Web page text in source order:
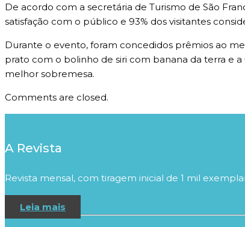
De acordo com a secretária de Turismo de São
satisfação com o público e 93% dos visitantes
Durante o evento, foram concedidos prêmios ao
prato com o bolinho de siri com banana da terra e a
melhor sobremesa.
Comments are closed.
A Revista
Revista mensal, com tiragem inicial de 1 mil
Leia mais